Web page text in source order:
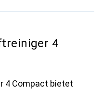
4
4 Compact bietet